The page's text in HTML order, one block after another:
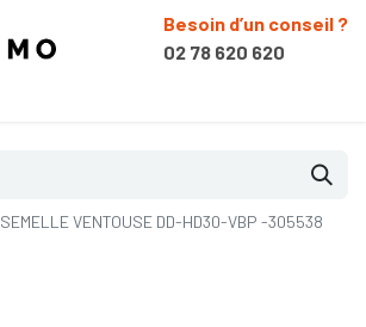
Besoin d’un conseil ?
02 78 620 620
SEMELLE VENTOUSE DD-HD30-VBP -305538